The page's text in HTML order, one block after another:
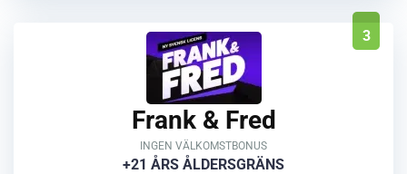
3
Frank & Fred
INGEN VÄLKOMSTBONUS
+21 ÅRS ÅLDERSGRÄNS